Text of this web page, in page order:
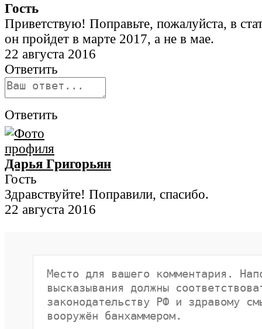
Гость
Приветствую! Поправьте, пожалуйста, в
он пройдет в марте 2017, а не в мае.
22 августа 2016
Ответить
Ответить
Дарья Григорьян
Гость
Здравствуйте! Поправили, спасибо.
22 августа 2016